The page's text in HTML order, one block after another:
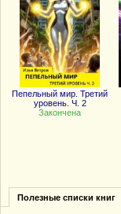
Пепельный мир. Третий
уровень. Ч. 2
Закончена
Полезные списки книг